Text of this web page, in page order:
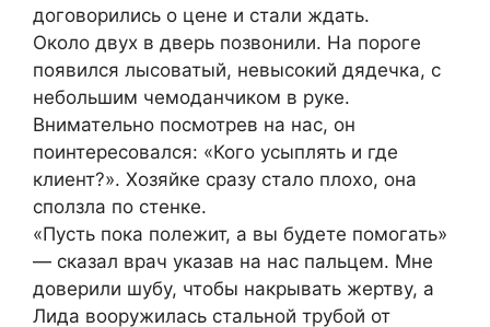
договорились о цене и стали ждать.
Около двух в дверь позвонили. На пороге
появился лысоватый, невысокий дядечка, с
небольшим чемоданчиком в руке.
Внимательно посмотрев на нас, он
поинтересовался: «Кого усыплять и где
клиент?». Хозяйке сразу стало плохо, она
сползла по стенке.
«Пусть пока полежит, а вы будете помогать»
— сказал врач указав на нас пальцем. Мне
доверили шубу, чтобы накрывать жертву, а
Лида вооружилась стальной трубой от